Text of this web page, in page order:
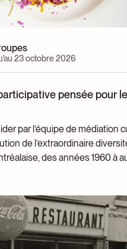
cheffe, Action éducative,
chargée de projets, Action
et culturelle
Relations avec les
culturelle
cheffe, Communications
Publicité,
Engagement
designer graphique
conseiller, Relations
conseiller, Engagement
23 octobre 2026
pensée pour
par l’équipe de médiation
de l’extraordinaire
des années 1960 à